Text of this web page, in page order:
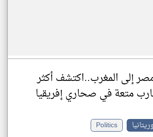
إلى المغرب..اكتشف أكثر
متعة في صحاري إفريقيا
Politics